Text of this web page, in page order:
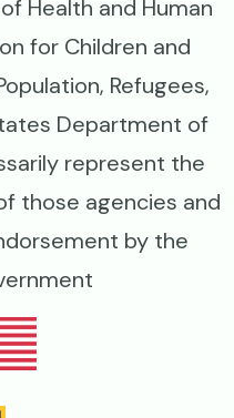
Health and Human
for Children and
Refugees,
Department of
represent the
those agencies and
by the